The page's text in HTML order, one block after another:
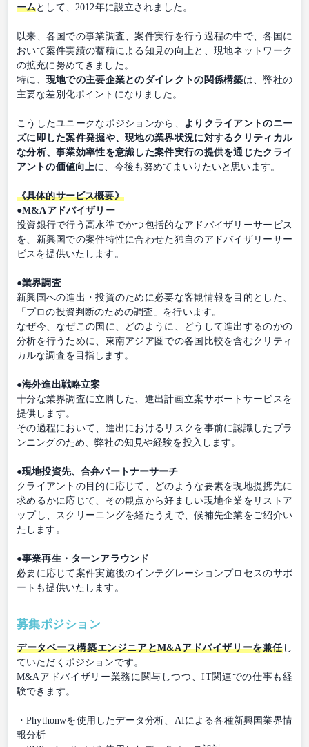
ームとして、2012年に設立されました。
以来、各国での事業調査、案件実行を行う過程の中で、各国に
おいて案件実績の蓄積による知見の向上と、現地ネットワーク
の拡充に努めてきました。
特に、 現地での主要企業とのダイレクトの関係構築は、弊社の
主要な差別化ポイントになりました。
こうしたユニークなポジションから、
よりクライアントのニー
ズに即した案件発掘や、現地の業界状況に対するクリティカル
な分析、事業効率性を意識した案件実行の提供を通じたクライ
アントの価値向上に、今後も努めてまいりたいと思います。
《具体的サービス概要》
●M&Aアドバイザリー
投資銀行で行う高水準でかつ包括的なアドバイザリーサービス
を、新興国での案件特性に合わせた独自のアドバイザリーサー
ビスを提供いたします。
●業界調査
新興国への進出・投資のために必要な客観情報を目的とした、
「プロの投資判断のための調査」を行います。
なぜ今、なぜこの国に、どのように、どうして進出するのかの
分析を行うために、東南アジア圏での各国比較を含むクリティ
カルな調査を目指します。
●海外進出戦略立案
十分な業界調査に立脚した、進出計画立案サポートサービスを
提供します。
その過程において、進出におけるリスクを事前に認識したプラ
ンニングのため、弊社の知見や経験を投入します。
●現地投資先、合弁パートナーサーチ
クライアントの目的に応じて、どのような要素を現地提携先に
求めるかに応じて、その観点から好ましい現地企業をリストア
ップし、スクリーニングを経たうえで、候補先企業をご紹介い
たします。
●事業再生・ターンアラウンド
必要に応じて案件実施後のインテグレーションプロセスのサポ
ートも提供いたします。
募集ポジション
データベース構築エンジニアとM&Aアドバイザリーを兼任し
ていただくポジションです。
M&Aアドバイザリー業務に関与しつつ、IT関連での仕事も経
験できます。
・Phythonwを使用したデータ分析、AIによる各種新興国業界情
報分析